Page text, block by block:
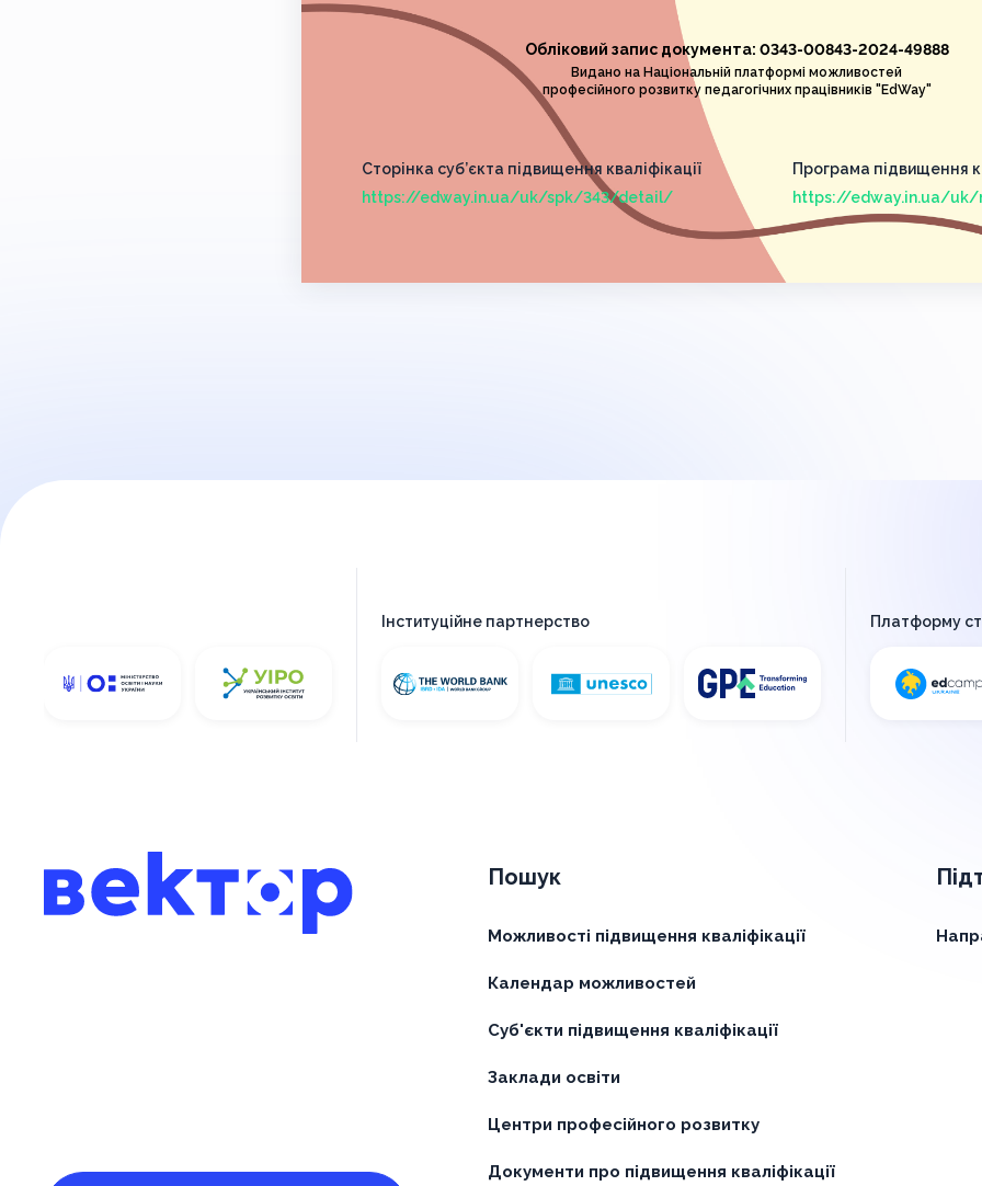
Обліковий запис документа: 0343-00843-2024-49888
Видано на Національній платформі можливостей
професійного розвитку педагогічних працівників "EdWay"
Сторінка суб’єкта підвищення кваліфікації
https://edway.in.ua/uk/spk/343/detail/
Програма підвищення
https://edway.in.ua/
Пошук
Можливості підвищення кваліфікації
Календар можливостей
Суб'єкти підвищення кваліфікації
Заклади освіти
Центри професійного розвитку
Документи про підвищення кваліфікації
Інституційне партнерство Платформу